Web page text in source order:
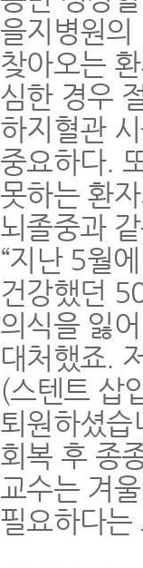
을지병원의
찾아오는
심한 경우
하지혈관
중요하다.
못하는 환
뇌졸중과
“지난 5월
건강했던
의식을 잃
대처했죠.
(스텐트 삽
퇴원하셨습
회복 후 종
교수는 겨
필요하다는